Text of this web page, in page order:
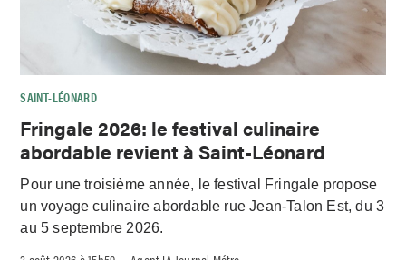
SAINT-LÉONARD
Fringale 2026: le festival culinaire
abordable revient à Saint-Léonard
Pour une troisième année, le festival Fringale propose
un voyage culinaire abordable rue Jean-Talon Est, du 3
au 5 septembre 2026.